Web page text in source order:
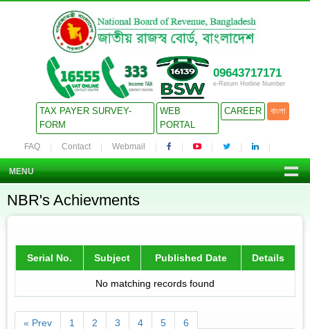
09643717171
e-Return Hotline Number
TAX PAYER SURVEY-
FORM
WEB
PORTAL
CAREER বাংলা
FAQ Contact Webmail
MENU
NBR's Achievments
Serial No. Subject Published Date Details
No matching records found
« Prev 1 2 3 4 5
6